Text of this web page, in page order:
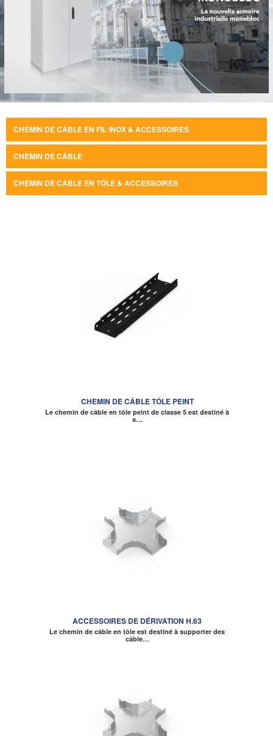
CHEMIN DE CÂBLE EN FIL INOX & ACCESSOIRES
CHEMIN DE CÂBLE
CHEMIN DE CÂBLE EN TÔLE & ACCESSOIRES
CHEMIN DE CÂBLE TÔLE PEINT
Le chemin de câble en tôle peint de classe 5 est destiné à
s…
ACCESSOIRES DE DÉRIVATION H.63
Le chemin de câble en tôle est destiné à supporter des
câble…